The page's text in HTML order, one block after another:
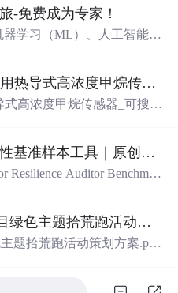
系统的关键技术、操作控制
-免费成为专家！
器学习（ML）、人工智能
AQ6204-2006 瓦斯抽放用热导式高浓度甲烷传感器-可搜索.pdf
式高浓度甲烷传感器_可搜
浏览器工作流选择器韧性基准样本工具｜原创源码+测试+离线报告
Resilience Auditor Benchmar
，比较不同批次的准确
JSON/HTML/SVG报告、
License及原创授权声明。
（共87页PPT）地产项目绿色主题拾荒跑活动策划方案.pptx
题拾荒跑活动策划方案.ppt